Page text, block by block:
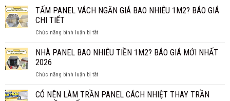
TẤM PANEL VÁCH NGĂN GIÁ BAO NHIÊU 1M2? BÁO GIÁ
CHI TIẾT
Chức năng bình luận bị tắtở
PANEL
GIÁ
NHIÊU
NHÀ PANEL BAO NHIÊU TIỀN 1M2? BÁO GIÁ MỚI NHẤT
2026
Chức năng bình luận bị tắtở
PANEL
CÓ NÊN LÀM TRẦN PANEL CÁCH NHIỆT THAY TRẦN